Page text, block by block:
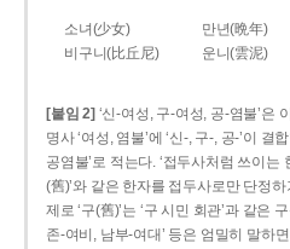
소녀(少女) 만년(晩年)
비구니(比丘尼)
운니(雲泥)
[붙임 2] ‘신-여성, 구-여성, 공-염불’은
명사 ‘여성, 염불’에 ‘신-, 구-, 공-’이 결
공염불’로 적는다. ‘접두사처럼 쓰이는
(舊)’와 같은 한자를 접두사로만 단정
제로 ‘구(舊)’는 ‘구 시민 회관’과 같은
존­-여비, 남부-­여대’ 등은 엄밀히 말하면